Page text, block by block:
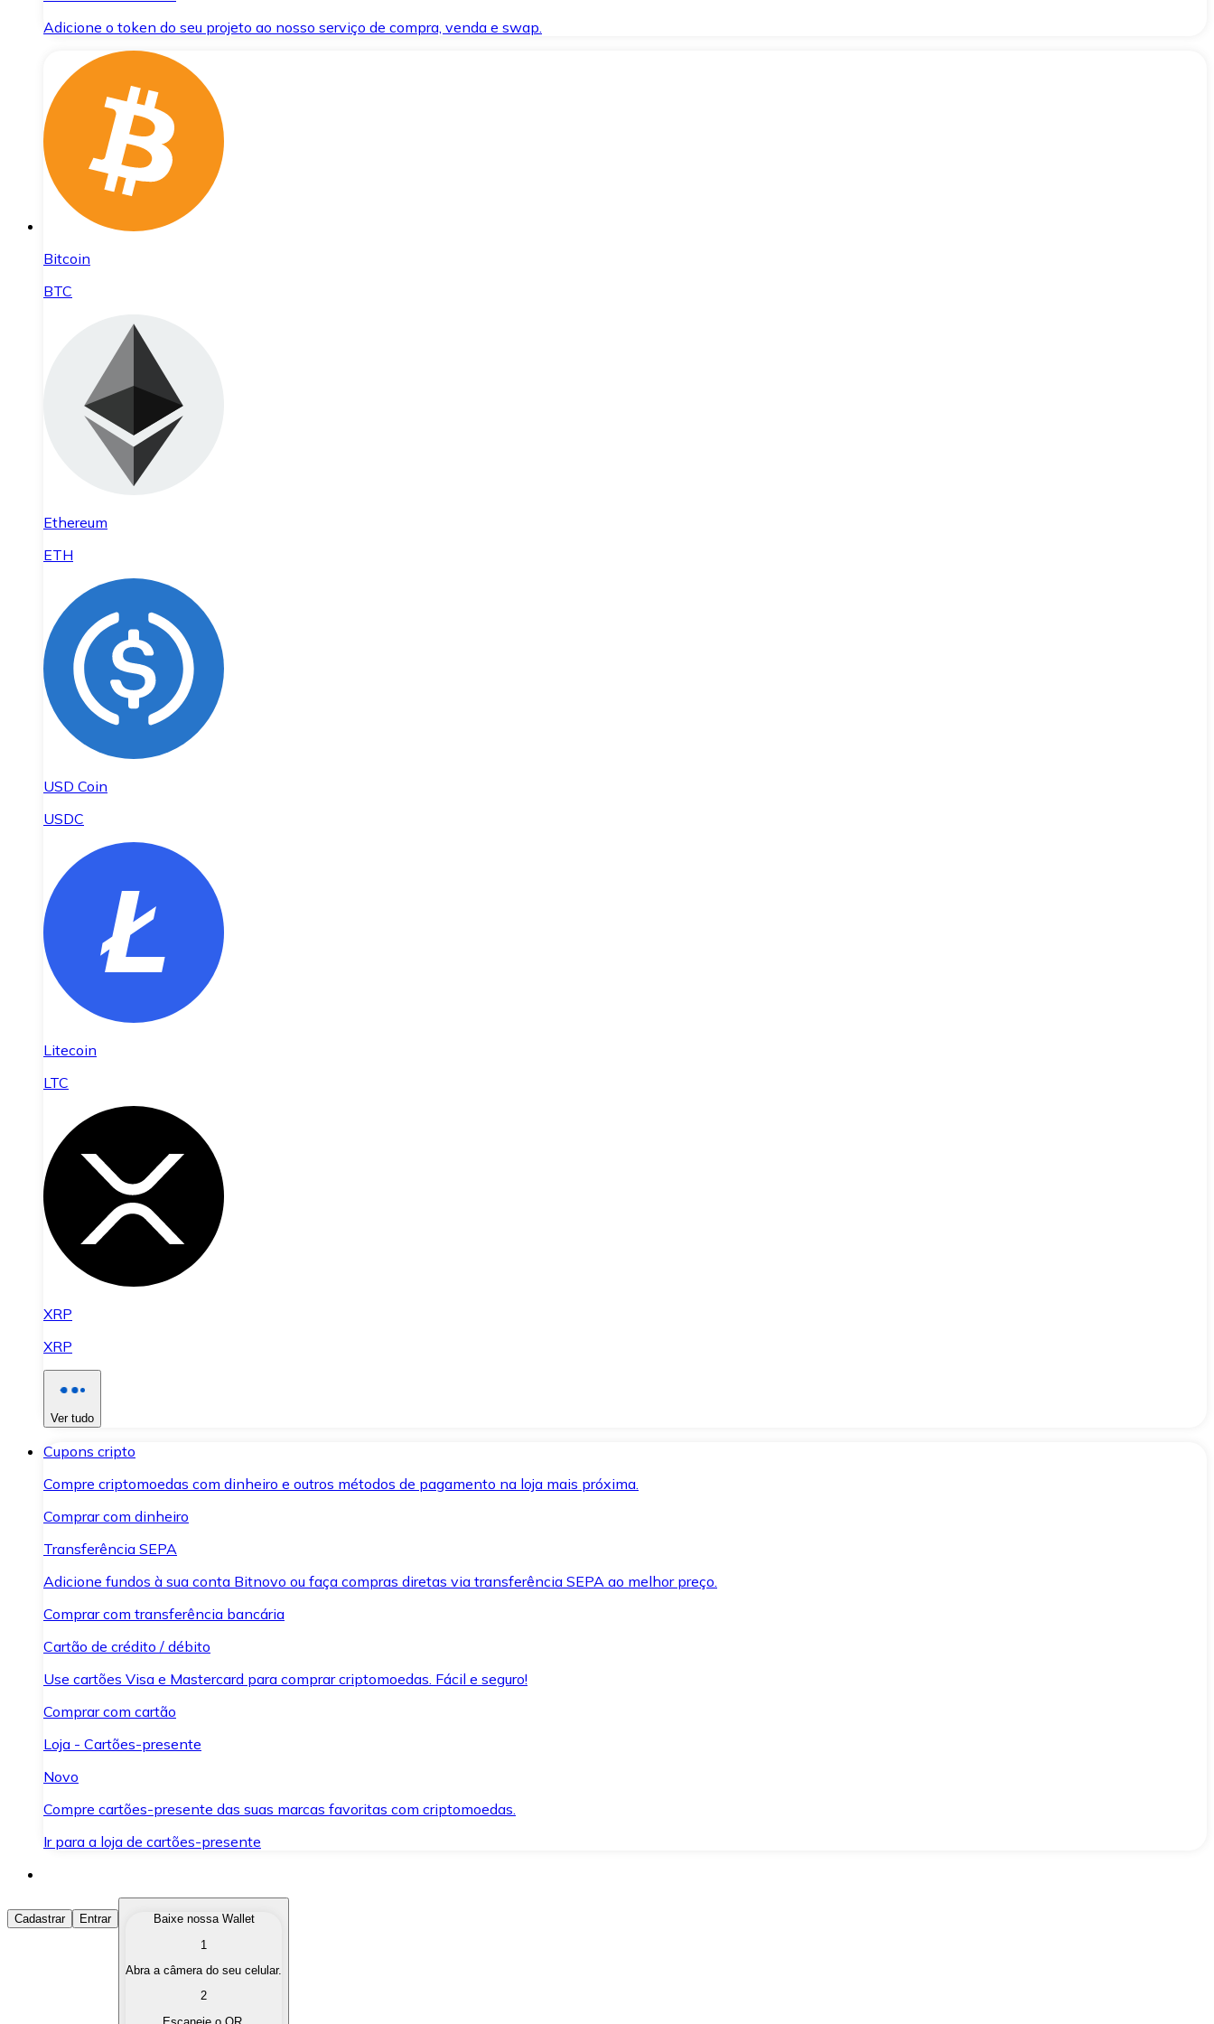
Adicione o token do seu projeto ao nosso serviço de compra, venda e swap.
Bitcoin
BTC
Ethereum
ETH
USD Coin
USDC
Litecoin
LTC
XRP
XRP
Ver tudo
Cupons cripto
Compre criptomoedas com dinheiro e outros métodos de pagamento na loja mais próxima.
Comprar com dinheiro
Transferência SEPA
Adicione fundos à sua conta Bitnovo ou faça compras diretas via transferência SEPA ao melhor preço.
Comprar com transferência bancária
Cartão de crédito / débito
Use cartões Visa e Mastercard para comprar criptomoedas. Fácil e seguro!
Comprar com cartão
Loja - Cartões-presente
Novo
Compre cartões-presente das suas marcas favoritas com criptomoedas.
Ir para a loja de cartões-presente
Comprar Criptomoedas
Compre as criptomoedas de seu interesse de forma rápida e segura.
Converta suas criptomoedas em moeda fiduciária quando precisar.
Cadastrar Entrar
Baixe nossa Wallet
1
Abra a câmera do seu celular.
2